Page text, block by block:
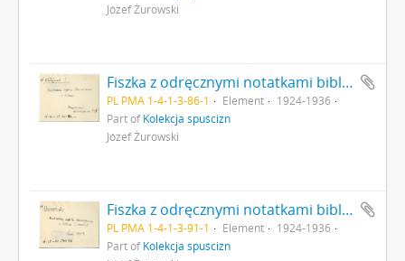
Józef Żurowski
Fiszka z odręcznymi notatkami bibliograficznymi Józefa Żurowskiego strona 1: "Kostrzewski J. Młodsza epoka kamienna w Polsce Wiadomości Archeologiczne t. IX […]"
PL PMA 1-4-1-3-86-1 Element
1924-1936
Part ofKolekcja spuścizn
Józef Żurowski
Fiszka z odręcznymi notatkami bibliograficznymi Józefa Żurowskiego strona 1: "Kozłowski L. Młodsza epoka kamienia w Polsce (neolit) Lwów 1924 str. 58-61 i tabl. XIII"
PL PMA 1-4-1-3-91-1 Element
1924-1936
Part ofKolekcja spuścizn